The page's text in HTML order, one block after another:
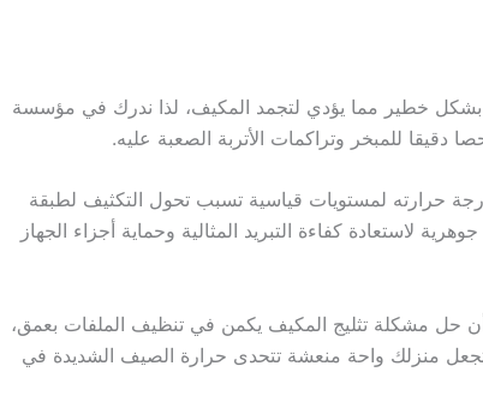
بشكل خطير مما يؤدي لتجمد المكيف، لذا ندرك في مؤسسة
للمبخر وتراكمات الأتربة الصعبة عليه.
حرارته لمستويات قياسية تسبب تحول التكثيف لطبقة
لاستعادة كفاءة التبريد المثالية وحماية أجزاء الجهاز
أن حل مشكلة تثليج المكيف يكمن في تنظيف الملفات بعمق،
وتجعل منزلك واحة منعشة تتحدى حرارة الصيف الشديدة في